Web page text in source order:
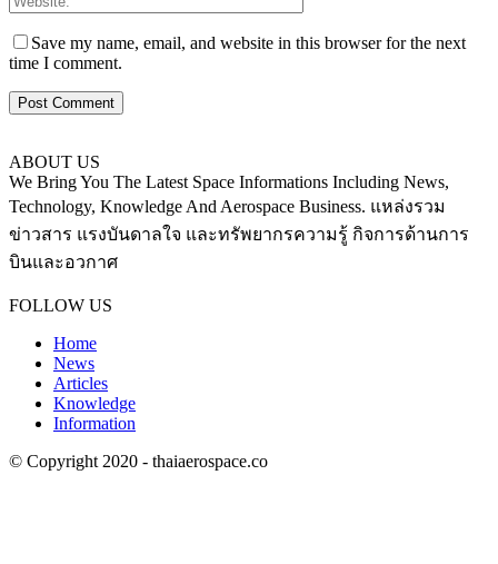
Save my name, email, and website in this browser for the next
time I comment.
ABOUT US
We Bring You The Latest Space Informations Including News,
Technology, Knowledge And Aerospace Business. แหล่งรวม
ข่าวสาร แรงบันดาลใจ และทรัพยากรความรู้ กิจการด้านการ
บินและอวกาศ
FOLLOW US
Home
News
Articles
Knowledge
Information
© Copyright 2020 - thaiaerospace.co